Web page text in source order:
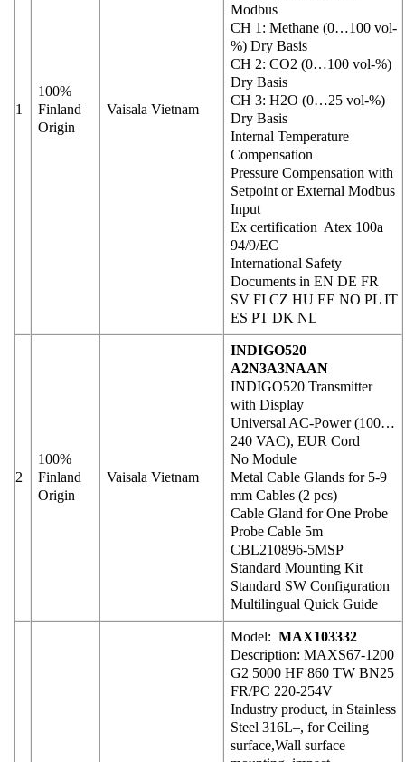
1
100%
Finland
Origin
Vaisala Vietnam
Modbus
CH 1: Methane (0…100 vol-
%) Dry Basis
CH 2: CO2 (0…100 vol-%)
Dry Basis
CH 3: H2O (0…25 vol-%)
Dry Basis
Internal Temperature
Compensation
Pressure Compensation with
Setpoint or External Modbus
Input
Ex certification Atex 100a
94/9/EC
International Safety
Documents in EN DE FR
SV FI CZ HU EE NO PL IT
ES PT DK NL
2
100%
Finland
Origin
Vaisala Vietnam
INDIGO520
A2N3A3NAAN
INDIGO520 Transmitter
with Display
Universal AC-Power (100…
240 VAC), EUR Cord
No Module
Metal Cable Glands for 5-9
mm Cables (2 pcs)
Cable Gland for One Probe
Probe Cable 5m
CBL210896-5MSP
Standard Mounting Kit
Standard SW Configuration
Multilingual Quick Guide
Model: MAX103332
Description: MAXS67-1200
G2 5000 HF 860 TW BN25
FR/PC 220-254V
Industry product, in Stainless
Steel 316L–, for Ceiling
surface,Wall surface